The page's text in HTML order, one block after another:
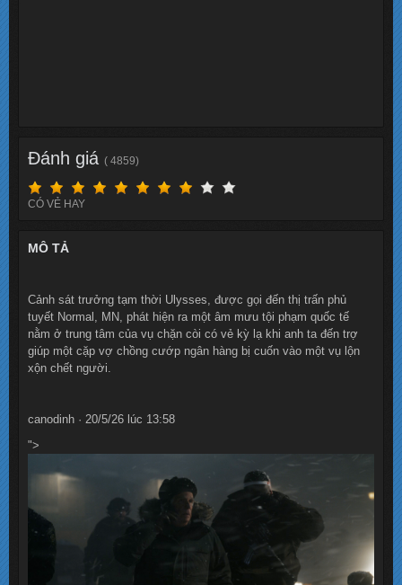
Đánh giá ( 4859)
CÓ VẺ HAY
MÔ TẢ
Cảnh sát trưởng tạm thời Ulysses, được gọi đến thị trấn phủ
tuyết Normal, MN, phát hiện ra một âm mưu tội phạm quốc tế
nằm ở trung tâm của vụ chặn còi có vẻ kỳ lạ khi anh ta đến trợ
giúp một cặp vợ chồng cướp ngân hàng bị cuốn vào một vụ lộn
xộn chết người.
canodinh · 20/5/26 lúc 13:58
">